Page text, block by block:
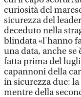
curiosità del
sicurezza del
deceduto nella
blindata «l'hanno
una data, anche se
fatta prima del
capannoni della
in sicurezza due:
mentre della